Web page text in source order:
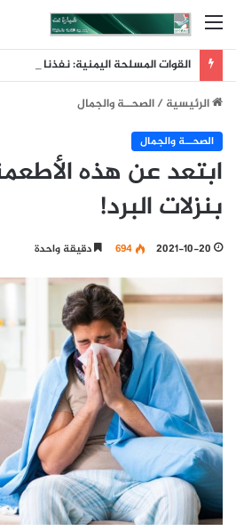
القائمة
الرئيسية/الصحــة والجمال
الصحــة والجمال
ابتعد عن هذه
بنزلات البرد!
2021-10-20
694 دقيقة واحدة